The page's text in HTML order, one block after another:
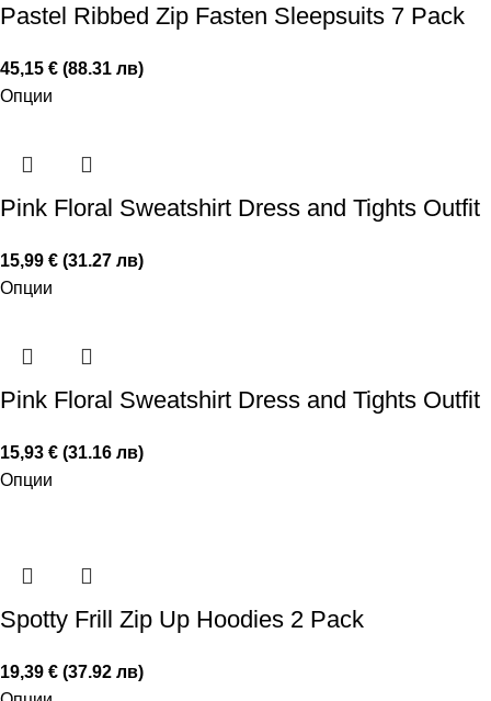
Pastel Ribbed Zip Fasten Sleepsuits 7 Pack
45,15 € (88.31 лв)
Опции
Pink Floral Sweatshirt Dress and Tights Outfit
15,99 € (31.27 лв)
Опции
Pink Floral Sweatshirt Dress and Tights Outfit
15,93 € (31.16 лв)
Опции
Spotty Frill Zip Up Hoodies 2 Pack
19,39 € (37.92 лв)